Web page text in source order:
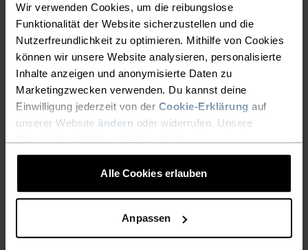
Wir verwenden Cookies, um die reibungslose
Funktionalität der Website sicherzustellen und die
Nutzerfreundlichkeit zu optimieren. Mithilfe von Cookies
können wir unsere Website analysieren, personalisierte
Inhalte anzeigen und anonymisierte Daten zu
Marketingzwecken verwenden. Du kannst deine
Einwilligung jederzeit von der Cookie-Erklärung auf
unserer Website ändern oder widerrufen. Unsere
Alle Cookies erlauben
Anpassen
Training - Running
MATERIALEIGENSCHAFTEN
POLYESTER UND ELASTHAN
Dieses Material vereint die Strapazierfähigkeit,
Formbeständigkeit und feuchtigkeitsableitenden
Eigenschaften von Polyester mit der Flexibilität und
TEMPERATUR-KONTROLL-SYSTEM